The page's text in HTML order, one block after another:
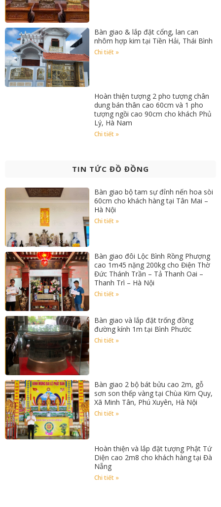
Bàn giao & lắp đặt cổng, lan can
nhôm hợp kim tại Tiền Hải, Thái Bình
Chi tiết »
Hoàn thiện tượng 2 pho tượng chân
dung bán thân cao 60cm và 1 pho
tượng ngồi cao 90cm cho khách Phủ
Lý, Hà Nam
Chi tiết »
TIN TỨC ĐỒ ĐỒNG
Bàn giao bộ tam sự đỉnh nến hoa sòi
60cm cho khách hàng tại Tân Mai –
Hà Nội
Chi tiết »
Bàn giao đôi Lộc Bình Rồng Phượng
cao 1m45 nặng 200kg cho Điện Thờ
Đức Thánh Trần – Tả Thanh Oai –
Thanh Trì – Hà Nội
Chi tiết »
Bàn giao và lắp đặt trống đồng
đường kính 1m tại Bình Phước
Chi tiết »
Bàn giao 2 bộ bát bửu cao 2m, gỗ
sơn son thếp vàng tại Chùa Kim Quy,
Xã Minh Tân, Phú Xuyên, Hà Nội
Chi tiết »
Hoàn thiện và lắp đặt tượng Phật Tứ
Diện cao 2m8 cho khách hàng tại Đà
Nẵng
Chi tiết »